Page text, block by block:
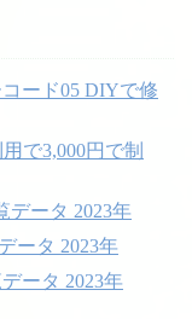
ード05 DIYで修
で3,000円で制
データ 2023年
ータ 2023年
ータ 2023年